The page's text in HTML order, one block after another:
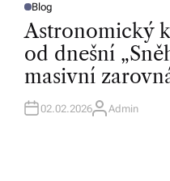
P
S
E
D
I
N
Blog
Astronomický
od dnešní
masivní
02.02.2026A
Admin